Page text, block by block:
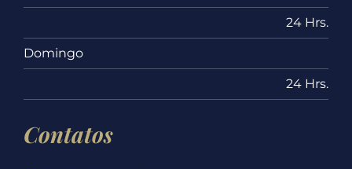
24 Hrs.
Domingo
24 Hrs.
Contatos